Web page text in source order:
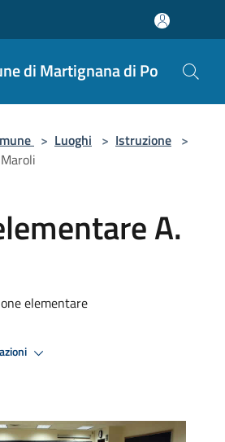
di Martignana di Po
> Luoghi > Istruzione >
A.
elementare